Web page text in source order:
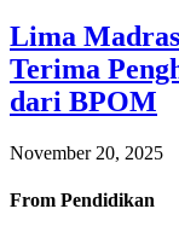
Lima
Terima
dari BPOM
November 20, 2025
From Pendidikan